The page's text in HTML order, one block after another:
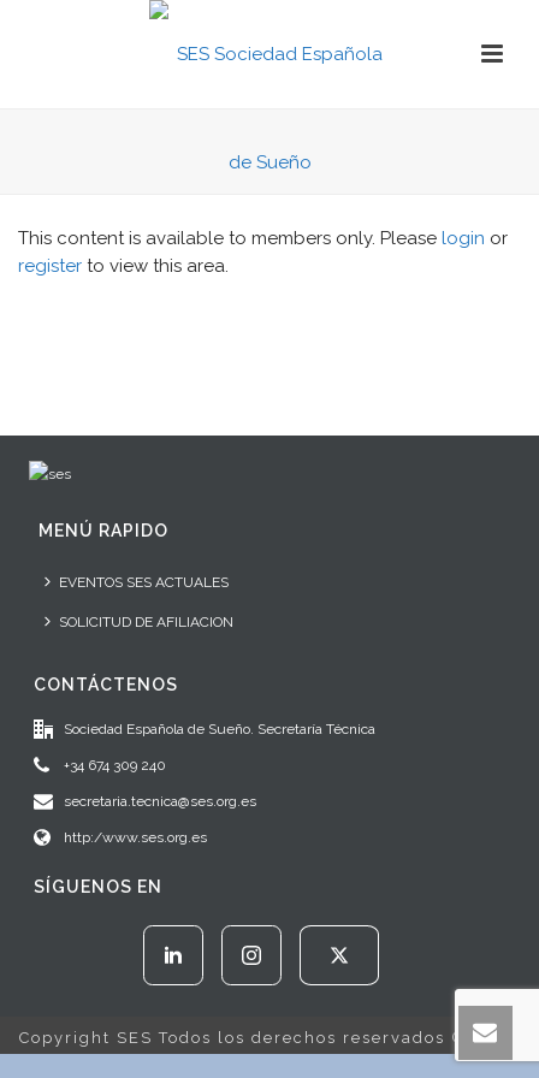
This content is available to members only. Please login or
register to view this area.
MENÚ RAPIDO
EVENTOS SES ACTUALES
SOLICITUD DE AFILIACION
CONTÁCTENOS
Sociedad Española de Sueño. Secretaría Técnica
+34 674 309 240
secretaria.tecnica@ses.org.es
http:/www.ses.org.es
SÍGUENOS EN
Copyright SES Todos los derechos reservados © 2022